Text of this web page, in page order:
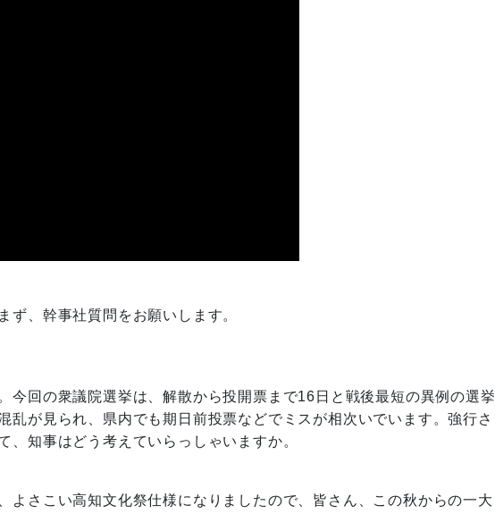
、幹事社質問をお願いします。
回の衆議院選挙は、解散から投開票まで16日と戦後最短の異例の選挙
乱が見られ、県内でも期日前投票などでミスが相次いでいます。強行さ
、知事はどう考えていらっしゃいますか。
さこい高知文化祭仕様になりましたので、皆さん、この秋からの一大